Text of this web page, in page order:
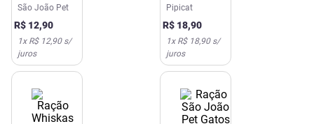
João Pet 4kg
São João Pet
R$ 12,90
1x R$ 12,90s/
juros
Sanitário
Classic 4kg
Pipicat
R$ 18,90
1x R$ 18,90s/
juros